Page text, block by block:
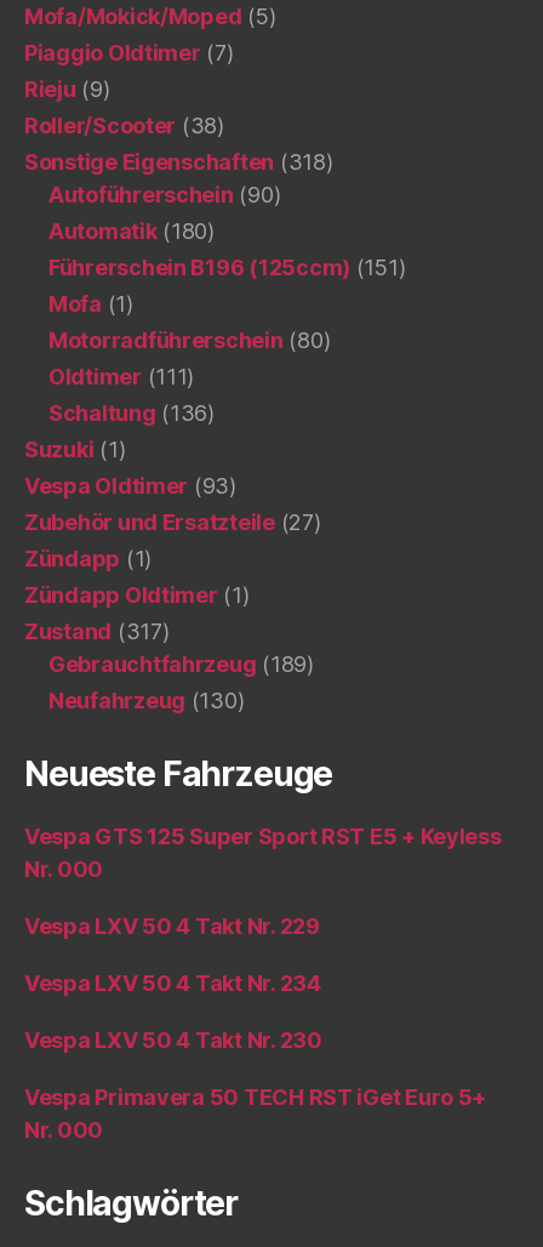
Mofa/Mokick/Moped (5)
Piaggio Oldtimer (7)
Rieju (9)
Roller/Scooter (38)
Sonstige Eigenschaften (318)
Autoführerschein (90)
Automatik(180)
Führerschein B196 (125ccm) (151)
Mofa (1)
Motorradführerschein (80)
Oldtimer (111)
Schaltung (136)
Suzuki (1)
Vespa Oldtimer (93)
Zubehör und Ersatzteile(27)
Zündapp (1)
Zündapp Oldtimer (1)
Zustand (317)
Gebrauchtfahrzeug (189)
Neufahrzeug (130)
Neueste Fahrzeuge
Vespa GTS 125 Super Sport RST E5 + Keyless
Nr. 000
Vespa LXV 50 4 Takt Nr. 229
Vespa LXV 50 4 Takt Nr. 234
Vespa LXV 50 4 Takt Nr. 230
Vespa Primavera 50 TECH RST iGet Euro 5+
Nr. 000
Schlagwörter